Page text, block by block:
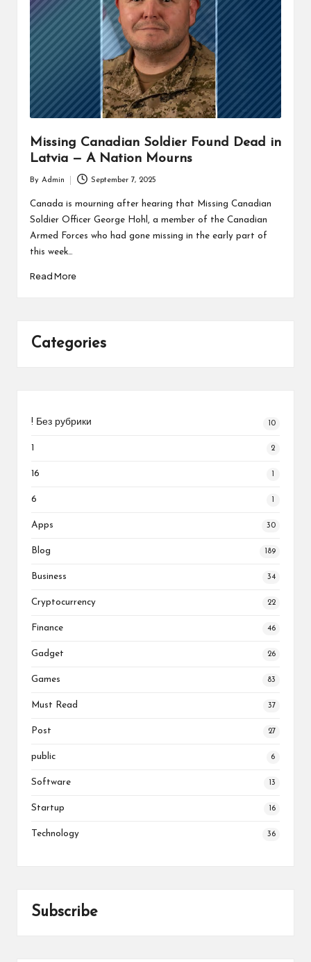
Missing Canadian Soldier Found Dead in
Latvia — A Nation Mourns
by
By Admin September 7, 2025
Canada is mourning after hearing that Missing Canadian
Soldier Officer George Hohl, a member of the Canadian
Armed Forces who had gone missing in the early part of
this week…
Read More
Categories
! Без рубрики 10
1 2
16
6
Apps 30
Blog 189
Business 34
Cryptocurrency 22
Finance 46
Gadget 26
Games 83
Must Read 37
Post 27
public 6
Software 13
Startup 16
Technology 36
Subscribe